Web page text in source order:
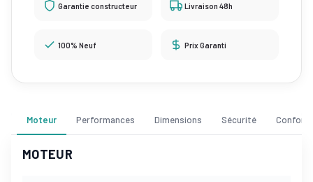
Garantie constructeur Livraison 48h
100% Neuf Prix Garanti
Moteur Performances Dimensions Sécurité Confort
MOTEUR